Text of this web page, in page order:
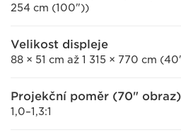
254 cm (100"))
Velikost displeje
88 × 51 cm až 1 315 × 770 cm
Projekční poměr (70" obraz)
1,0–1,3:1